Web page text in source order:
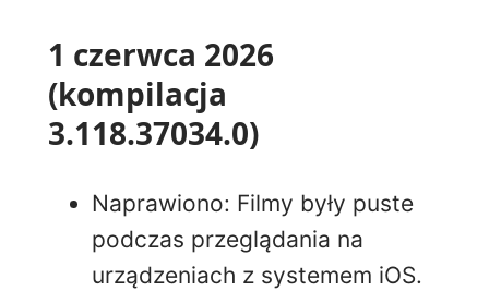
1 czerwca 2026
(kompilacja
3.118.37034.0)
Naprawiono: Filmy były puste
podczas przeglądania na
urządzeniach z systemem iOS.